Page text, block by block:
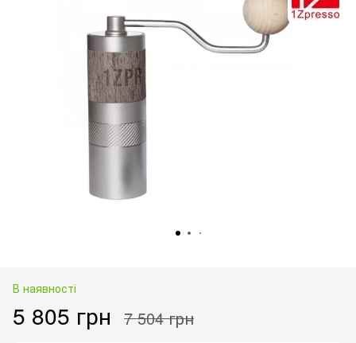
В наявності
5 805 грн 7 504 грн